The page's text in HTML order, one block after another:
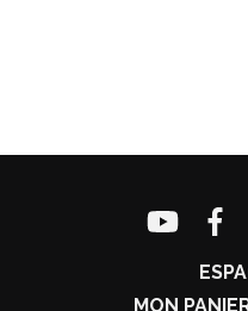
MON